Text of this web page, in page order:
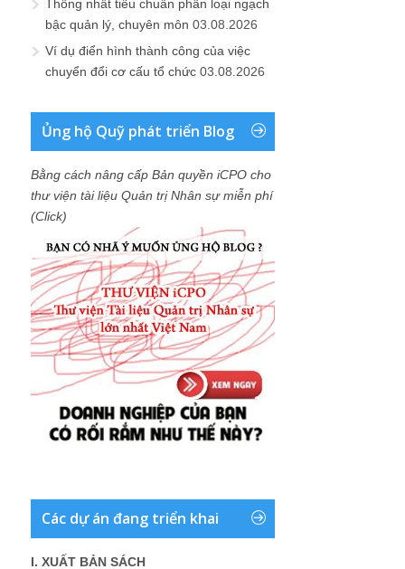
Thống nhất tiêu chuẩn phân loại ngạch
bậc quản lý, chuyên môn 03.08.2026
Ví dụ điển hình thành công của việc
chuyển đổi cơ cấu tổ chức 03.08.2026
Ủng hộ Quỹ phát triển Blog
Bằng cách nâng cấp Bản quyền iCPO cho
thư viện tài liệu Quản trị Nhân sự miễn phí
(Click)
Các dự án đang triển khai
I. XUẤT BẢN SÁCH